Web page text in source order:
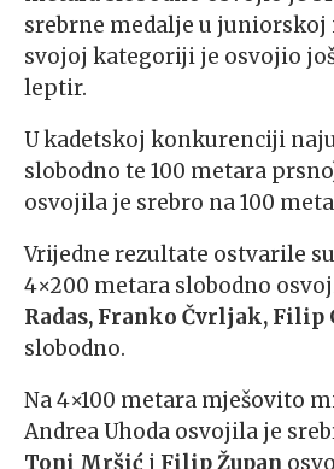
srebrne medalje u
svojoj kategoriji je osvojio
leptir.
U kadetskoj konkurenciji
slobodno te 100 metara
osvojila je srebro na 100
Vrijedne rezultate ostvarile
4×200 metara slobodno
Radas, Franko Čvrljak, Filip
slobodno.
Na 4×100 metara mješovito
Andrea Uhoda osvojila je
Toni Mršić i Filip Župan